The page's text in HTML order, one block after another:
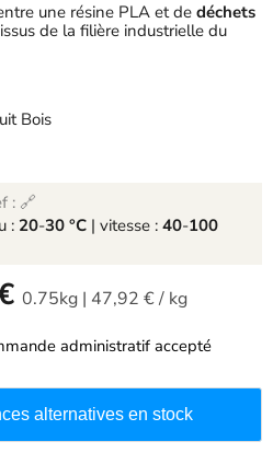
une résine PLA et de déchets
de la filière industrielle du
Bois
: 🔗
: 20-30 °C | vitesse : 40-100
0.75kg | 47,92 €/ kg
administratif accepté
alternatives en stock